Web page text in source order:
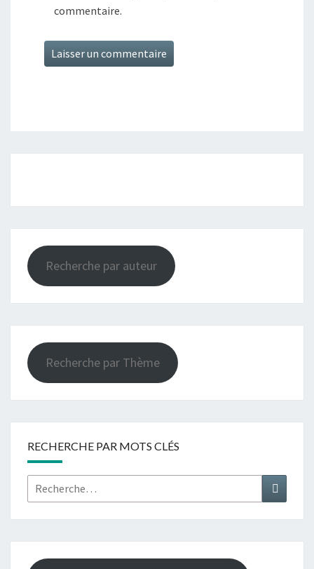
commentaire.
Recherche par auteur
Recherche par Thème
RECHERCHE PAR MOTS CLÉS
Rechercher :